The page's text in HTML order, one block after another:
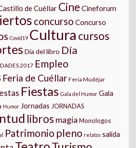
de Cuéllar Cine Cineforum
concurso Concurso
Covid19 Cultura cursos
Día del libro Día
2017 Empleo
Feria de Cuéllar Feria Mudéjar
Fiestas Gala del Humor Gala
Humor Jornadas JORNADAS
libros magia Monologos
Patrimonio pleno relatos salida